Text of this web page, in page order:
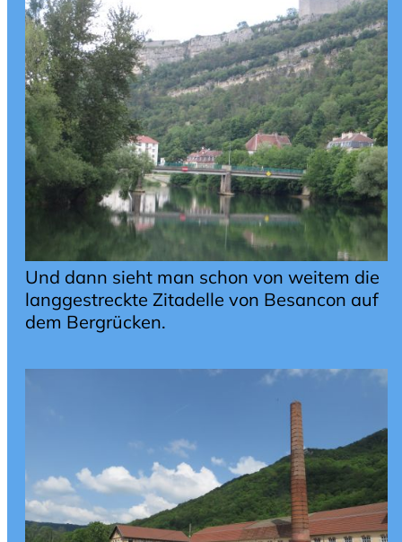
Und dann sieht man schon von weitem die
langgestreckte Zitadelle von Besancon auf
dem Bergrücken.